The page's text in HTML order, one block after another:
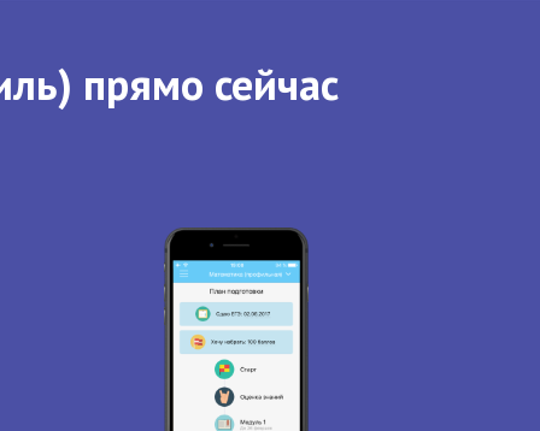
прямо сейчас